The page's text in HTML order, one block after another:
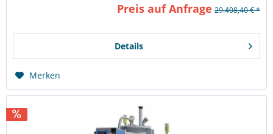
Preis auf Anfrage 29.408,40 € *
Details
Merken